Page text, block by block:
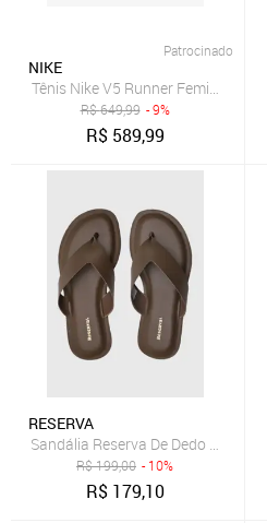
Patrocinado
NIKE
Tênis Nike V5 Runner Feminino
R$649,99 - 9%
R$ 589,99
RESERVA
Sandália Reserva De Dedo Marrom
R$199,00 - 10%
R$ 179,10